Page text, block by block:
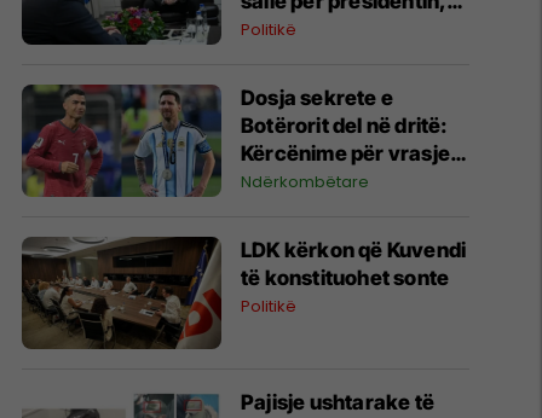
ua japim kryetarin e
Politikë
Dosja sekrete e
Botërorit del në dritë:
Kërcënime për vrasje
ndaj Ronaldos dhe
Ndërkombëtare
LDK kërkon që Kuvendi
të konstituohet sonte
Politikë
Pajisje ushtarake të